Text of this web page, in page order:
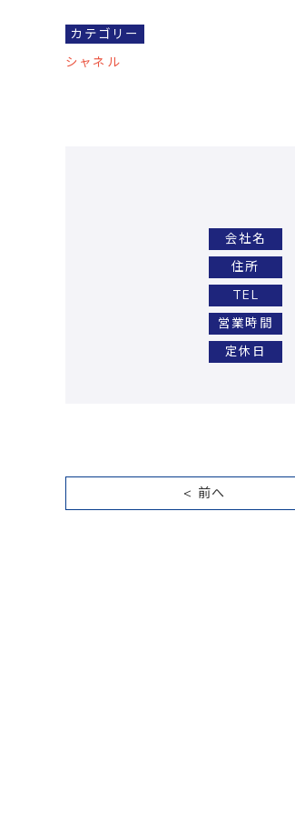
カテゴリー
シャネル
会社名
住所
TEL
営業時間
定休日
< 前へ